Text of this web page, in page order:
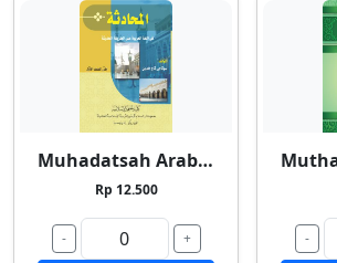
Muhadatsah Arabiyyah
Rp 12.500
-
+
-